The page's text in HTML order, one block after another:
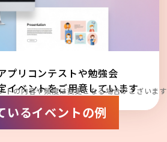
プリコンテストや勉強会
イベントをご用意しています
トの内容や頻度は変更となる場合がございます
いるイベントの例